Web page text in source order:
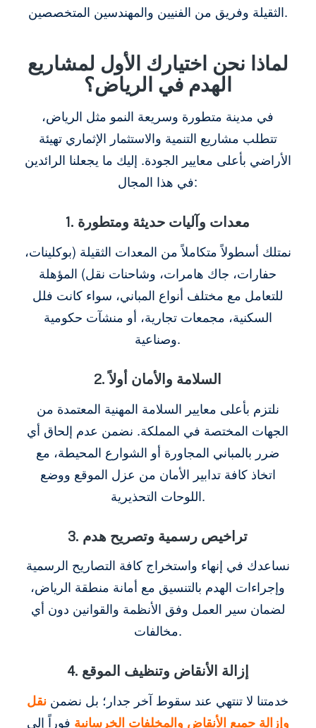
الثقيلة وفريق من الفنيين والمهندسين المتخصصين.
لماذا نحن اختيارك الأول لمشاريع
الهدم في الرياض؟
في مدينة متطورة وسريعة النمو مثل الرياض،
تتطلب مشاريع التنمية والاستثمار الإثماري تهيئة
الأراضي بأعلى معايير الجودة. إليك ما يجعلنا الرائدين
في هذا المجال:
1. معدات وآليات حديثة ومتطورة
نمتلك أسطولاً متكاملاً من المعدات الثقيلة (بوكلينات،
حفارات، جاك هامرات، وشاحنات نقل) المؤهلة
للتعامل مع مختلف أنواع المباني، سواء كانت فلل
السكنية، مجمعات تجارية، أو منشآت حكومية
وصناعية.
2. السلامة والأمان أولاً
نلتزم بأعلى معايير السلامة المهنية المعتمدة من
الجهات المختصة في المملكة. نضمن عدم إلحاق أي
ضرر بالمباني المجاورة أو الشوارع المحيطة، مع
اتخاذ كافة تدابير الأمان من عزل الموقع ووضع
اللوحات التحذيرية.
3. تراخيص رسمية وتصريح هدم
نساعدك في إنهاء واستخراج كافة التصاريح الرسمية
وإجراءات الهدم بالتنسيق مع أمانة منطقة الرياض،
لضمان سير العمل وفق الأنظمة والقوانين دون أي
مخالفات.
4. إزالة الأنقاض وتنظيف الموقع
خدمتنا لا تنتهي عند سقوط آخر جدار؛ بل نضمن نقل
وإزالة جميع الأنقاض والمخلفات الخرسانية فوراً إلى